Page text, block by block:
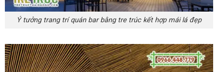
Ý tưởng trang trí quán bar bằng tre trúc kết hợp mái lá đẹp